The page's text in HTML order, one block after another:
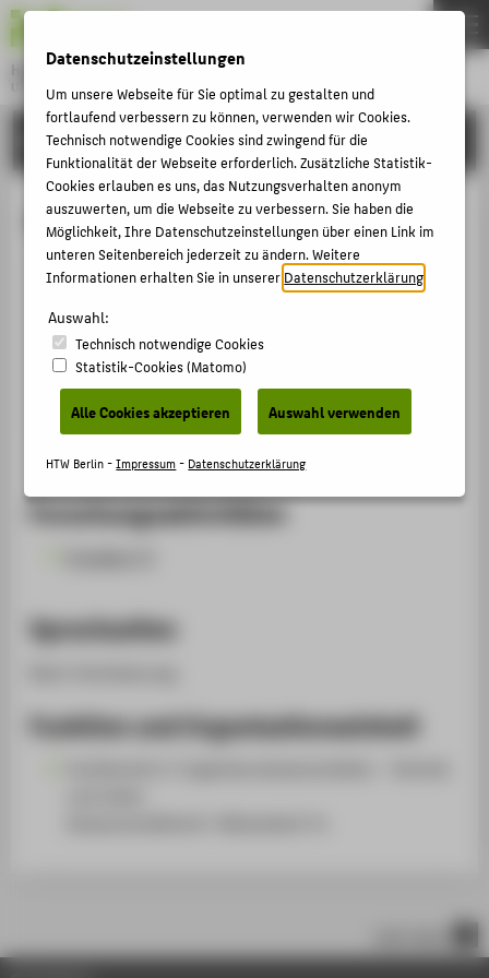
Hochschule für Technik und Wirtschaft Berlin
University of Applied Sciences
Menu
HOCHSCHULE
Alexander Murrer
Alexander.Murrer@HTW-Berlin.de
Campus Wilhelminenhof
WH Gebäude C , 603
Wilhelminenhofstraße 75A
12459
Berlin
Forschungsaktivitäten
Sprechzeiten
Funktion und Organisationseinheit
THEMEN
HOCHSCHULE
CAMPUS
STUDIUM
LEHRE
KARRIERE
INTERNATIONAL
INFORMATIONEN FÜR
STUDIENINTERESSIERTE
STUDIERENDE
ALUMNI
PRESSE
Datenschutzeinstellungen
Um unsere Webseite für Sie optimal zu gestalten und
fortlaufend verbessern zu können, verwenden wir Cookies.
Technisch notwendige Cookies sind zwingend für die
Funktionalität der Webseite erforderlich. Zusätzliche Statistik-
Cookies erlauben es uns, das Nutzungsverhalten anonym
auszuwerten, um die Webseite zu verbessern. Sie haben die
Möglichkeit, Ihre Datenschutzeinstellungen über einen Link im
unteren Seitenbereich jederzeit zu ändern. Weitere
Informationen erhalten Sie in unsererDatenschutzerklärung
Auswahl:
Technisch notwendige Cookies
Statistik-Cookies (Matomo)
Alle Cookies akzeptieren Auswahl verwenden
HTW Berlin -Impressum- Datenschutzerklärung